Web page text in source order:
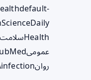
default-
ScienceDaily
Healthسلامت
عمومی
روانinfection